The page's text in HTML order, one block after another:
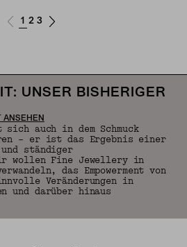
1 2 3
UNSER BISHERIGER
ANSEHEN
auch in dem Schmuck
– er ist das Ergebnis einer
und ständiger
wollen Fine Jewellery in
das Empowerment von
Veränderungen in
und darüber hinaus